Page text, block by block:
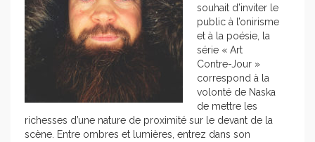
souhait d’inviter le
public à l’onirisme
et à la poésie, la
série « Art
Contre-Jour »
correspond à la
volonté de Naska
de mettre les
richesses d’une nature de proximité sur le devant de la
scène. Entre ombres et lumières, entrez dans son